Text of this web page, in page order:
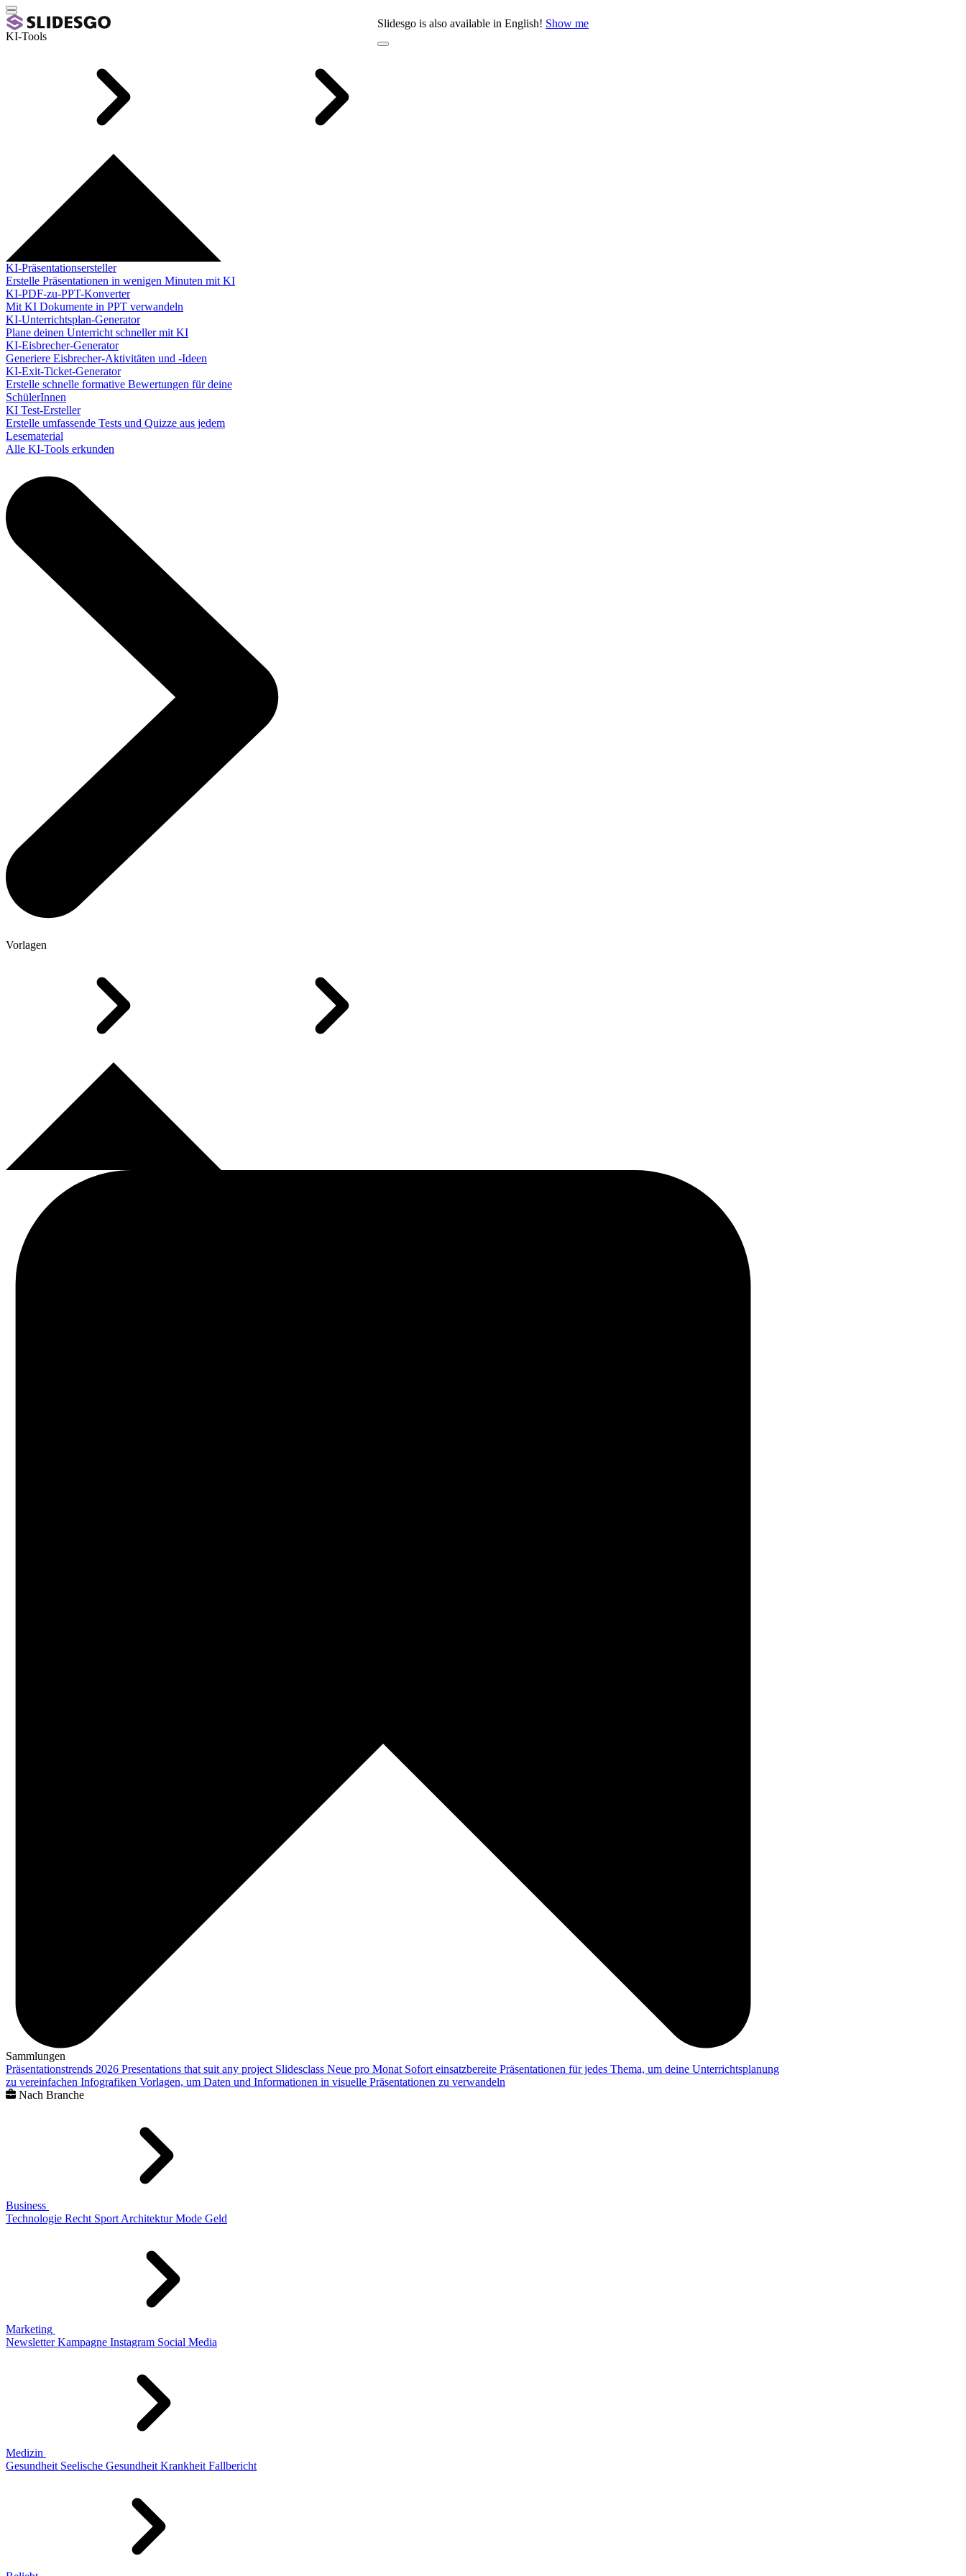
Slidesgo is also available in English! Show me
KI-Tools
KI-Präsentationsersteller
Erstelle Präsentationen in wenigen Minuten mit KI
KI-PDF-zu-PPT-Konverter
Mit KI Dokumente in PPT verwandeln
KI-Unterrichtsplan-Generator
Plane deinen Unterricht schneller mit KI
KI-Eisbrecher-Generator
Generiere Eisbrecher-Aktivitäten und -Ideen
KI-Exit-Ticket-Generator
Erstelle schnelle formative Bewertungen für deine
SchülerInnen
KI Test-Ersteller
Erstelle umfassende Tests und Quizze aus jedem
Lesematerial
Alle KI-Tools erkunden
Vorlagen
Sammlungen
Präsentationstrends 2026 Presentations that suit any project Slidesclass Neue pro Monat Sofort einsatzbereite Präsentationen für jedes Thema, um deine Unterrichtsplanung
zu vereinfachen Infografiken Vorlagen, um Daten und Informationen in visuelle Präsentationen zu verwandeln
Nach Branche
Business
Technologie Recht Sport Architektur Mode Geld
Marketing
Newsletter Kampagne Instagram Social Media
Medizin
Gesundheit Seelische Gesundheit Krankheit Fallbericht